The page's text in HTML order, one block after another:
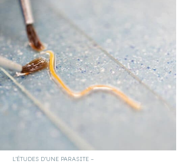
L’ÉTUDES D’UNE PARASITE –